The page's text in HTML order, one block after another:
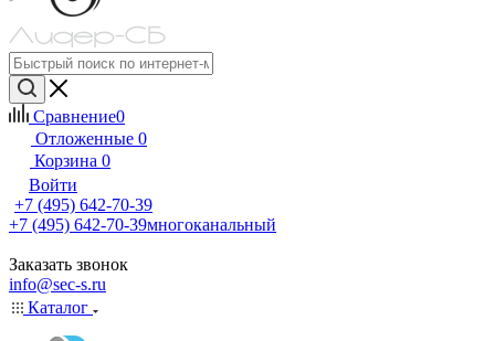
Сравнение0
Отложенные 0
Корзина 0
Войти
+7 (495) 642-70-39
+7 (495) 642-70-39многоканальный
Заказать звонок
info@sec-s.ru
Каталог